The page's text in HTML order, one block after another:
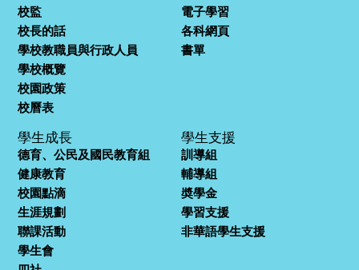
校監
校長的話
學校教職員與行政人員
學校概覽
校園政策
校曆表
電子學習
各科網頁
書單
學生成長
德育、公民及國民教育組
健康教育
校園點滴
生涯規劃
聯課活動
學生會
學生支援
訓導組
輔導組
奬學金
學習支援
非華語學生支援